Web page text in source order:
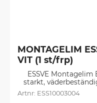
MONTAGELIM
VIT (1 st/frp)
ESSVE Montagelim
starkt,
ESS10003004